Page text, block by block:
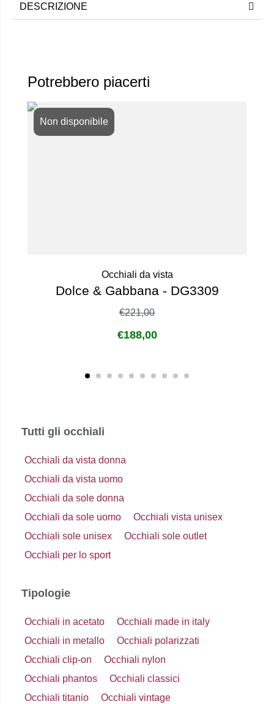
DESCRIZIONE
Potrebbero piacerti
Non disponibile
Occhiali da vista
Dolce & Gabbana - DG3309
€221,00
€188,00
Tutti gli occhiali
Occhiali da vista donna
Occhiali da vista uomo
Occhiali da sole donna
Occhiali da sole uomo
Occhiali vista unisex
Occhiali sole unisex
Occhiali sole outlet
Occhiali per lo sport
Tipologie
Occhiali in acetato
Occhiali made in italy
Occhiali in metallo
Occhiali polarizzati
Occhiali clip-on
Occhiali nylon
Occhiali phantos
Occhiali classici
Occhiali titanio
Occhiali vintage